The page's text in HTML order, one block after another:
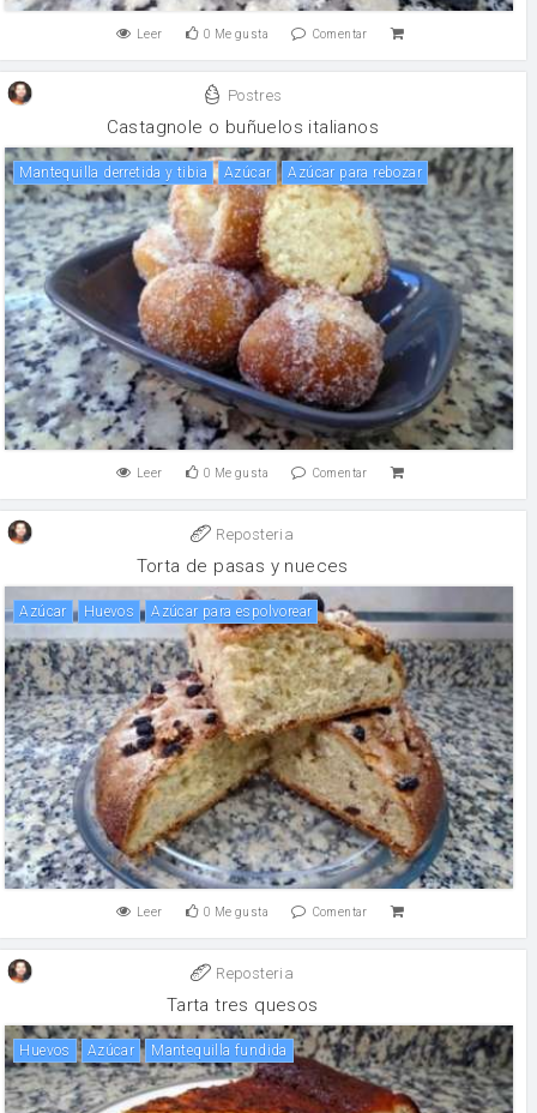
Leer 0 Me gusta Comentar
Postres
Castagnole o buñuelos italianos
Mantequilla derretida y tibia Azúcar Azúcar para rebozar
Leer 0 Me gusta Comentar
Reposteria
Torta de pasas y nueces
Azúcar huevos Azúcar para espolvorear
Leer 0 Me gusta Comentar
Reposteria
Tarta tres quesos
huevos Azúcar Mantequilla fundida